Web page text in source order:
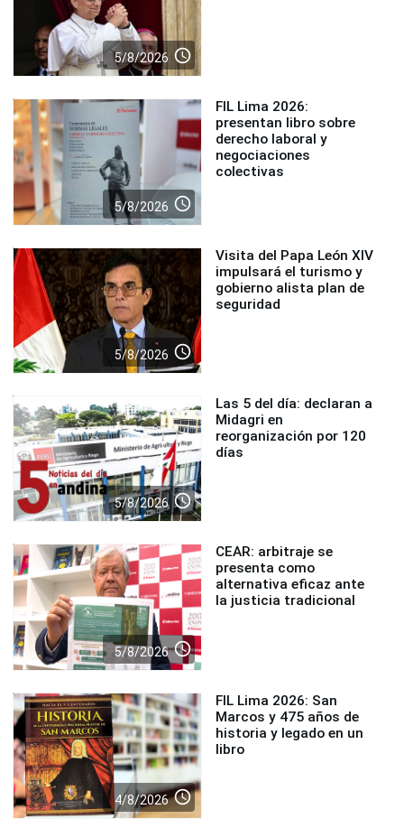
5/8/2026 access_time
5/8/2026 access_time
FIL Lima 2026:
presentan libro sobre
derecho laboral y
negociaciones
colectivas
5/8/2026 access_time
Visita del Papa León XIV
impulsará el turismo y
gobierno alista plan de
seguridad
5/8/2026 access_time
Las 5 del día: declaran a
Midagri en
reorganización por 120
días
5/8/2026 access_time
CEAR: arbitraje se
presenta como
alternativa eficaz ante
la justicia tradicional
4/8/2026 access_time
FIL Lima 2026: San
Marcos y 475 años de
historia y legado en un
libro